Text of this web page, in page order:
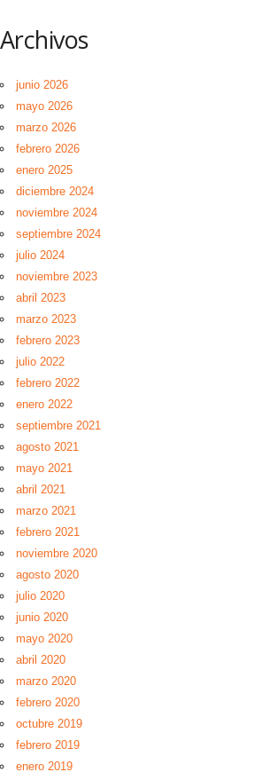
Archivos
junio 2026
mayo 2026
marzo 2026
febrero 2026
enero 2025
diciembre 2024
noviembre 2024
septiembre 2024
julio 2024
noviembre 2023
abril 2023
marzo 2023
febrero 2023
julio 2022
febrero 2022
enero 2022
septiembre 2021
agosto 2021
mayo 2021
abril 2021
marzo 2021
febrero 2021
noviembre 2020
agosto 2020
julio 2020
junio 2020
mayo 2020
abril 2020
marzo 2020
febrero 2020
octubre 2019
febrero 2019
enero 2019